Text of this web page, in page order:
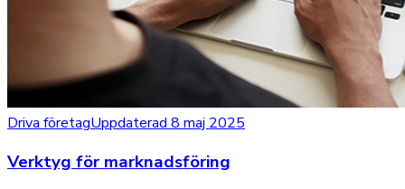
Driva företagUppdaterad 8 maj 2025
Verktyg för marknadsföring